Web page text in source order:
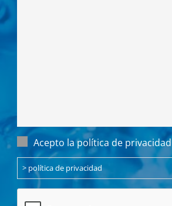
Einwilligung
(Obligatorio)
Acepto la política de privacidad
> política de privacidad
CAPTCHA